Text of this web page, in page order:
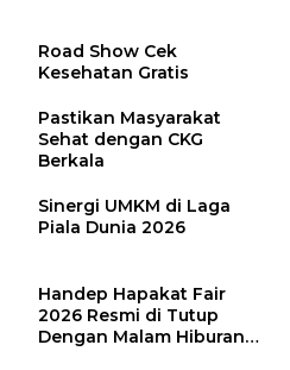
Road Show Cek
Kesehatan Gratis
Pastikan Masyarakat
Sehat dengan CKG
Berkala
Sinergi UMKM di Laga
Piala Dunia 2026
Handep Hapakat Fair
2026 Resmi di Tutup
Dengan Malam Hiburan